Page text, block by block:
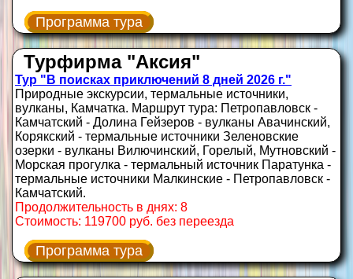
Программа тура
Турфирма "Аксия"
Тур "В поисках приключений 8 дней 2026 г."
Природные экскурсии, термальные источники,
вулканы, Камчатка. Маршрут тура: Петропавловск -
Камчатский - Долина Гейзеров - вулканы Авачинский,
Корякский - термальные источники Зеленовские
озерки - вулканы Вилючинский, Горелый, Мутновский -
Морская прогулка - термальный источник Паратунка -
термальные источники Малкинские - Петропавловск -
Камчатский.
Продолжительность в днях: 8
Стоимость: 119700 руб. без переезда
Программа тура